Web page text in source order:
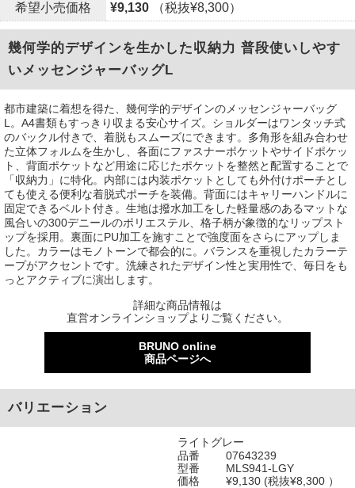
希望小売価格
¥9,130 （税抜¥8,300）
幾何学的デザインを生かした収納力 普段使いしやす
いメッセンジャーバッグL
都市建築に着想を得た、幾何学的デザインのメッセンジャーバッグ
L。A4書類もすっきり収まる安心サイズ。ショルダーはワンタッチ式
のバックル付きで、着脱もスムーズにできます。多角形を組み合わせ
た立体フォルムを生かし、各面にファスナーポケットやサイドポケッ
ト、背面ポケットなど用途に応じたポケットを整然と配置することで
「収納力」に特化。内部には内装ポケットとしても外付けポーチとし
ても使える便利な着脱式ポーチを装備。背面にはキャリーハンドルに
固定できるベルト付き。生地は撥水加工をした軽量感のあるマットな
風合いの300デニールのポリエステル、格子柄が象徴的なリップスト
ップを採用。裏面にPU加工を施すことで強度面をさらにアップしま
した。カラーはモノトーンで都会的に。バランスを重視したカラーテ
ープがアクセントです。洗練されたデザイン性と実用性で、毎日をも
っとアクティブに演出します。
詳細な商品情報は
直営オンラインショップよりご覧ください。
BRUNO online
商品ページへ
バリエーション
ライトグレー
品番
07643239
型番
MLS941-LGY
価格
¥9,130 (税抜¥8,300 ）